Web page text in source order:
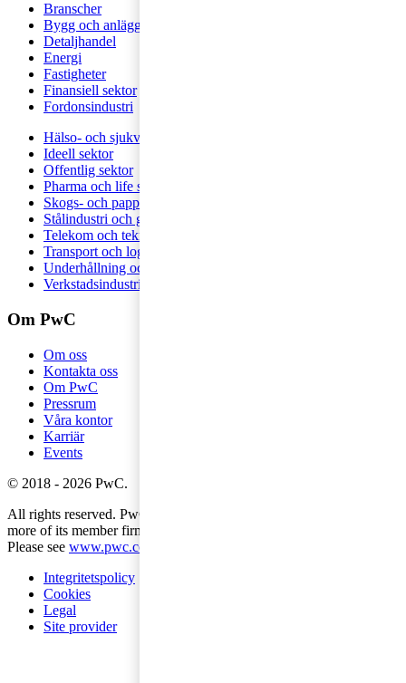
Branscher
Bygg och anläggning
Detaljhandel
Energi
Fastigheter
Finansiell sektor
Fordonsindustri
Hälso- och sjukvård
Ideell sektor
Offentlig sektor
Pharma och life sciences
Skogs- och pappersindustri
Stålindustri och gruvnäring
Telekom och teknologi
Transport och logistik
Underhållning och media
Verkstadsindustri
Om PwC
Om oss
Kontakta oss
Om PwC
Pressrum
Våra kontor
Karriär
Events
© 2018 - 2026 PwC.
All rights reserved. PwC refers to the PwC network and/or one or
more of its member firms, each of which is a separate legal entity.
Please see www.pwc.com/structure
Integritetspolicy
Cookies
Legal
Site provider